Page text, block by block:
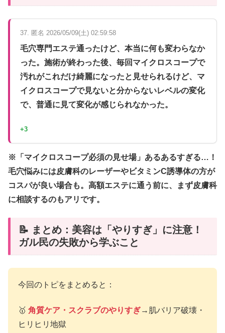
37. 匿名 2026/05/09(土) 02:59:58
毛穴専門エステ通ったけど、本当に何も変わらなか
った。施術が終わった後、毎回マイクロスコープで
汚れがこれだけ綺麗になったと見せられるけど、マ
イクロスコープで見ないと分からないレベルの変化
で、普通に見て変化が感じられなかった。
+3
※「マイクロスコープ必須の見せ場」あるあるすぎる…！
毛穴悩みには皮膚科のレーザーやビタミンC誘導体の方が
コスパが良い場合も。高額エステに通う前に、まず皮膚科
に相談するのもアリです。
📝 まとめ：美容は「やりすぎ」に注意！
ガル民の失敗から学ぶこと
今回のトピをまとめると：
🥇 角質ケア・スクラブのやりすぎ→肌バリア破壊・
ヒリヒリ地獄